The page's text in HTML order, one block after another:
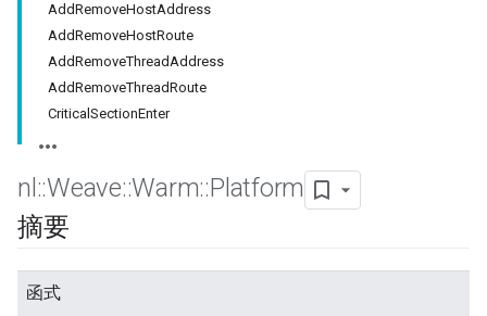
AddRemoveHostAddress
AddRemoveHostRoute
AddRemoveThreadAddress
AddRemoveThreadRoute
CriticalSectionEnter
nl ::Weave::Warm::Platform
摘要
函式